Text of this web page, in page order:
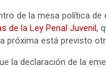
de la mesa política
de la Ley Penal Juvenil,
próxima está previsto
la declaración de la